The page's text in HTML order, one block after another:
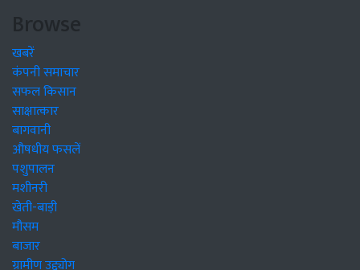
Browse
खबरें
कंपनी समाचार
सफल किसान
साक्षात्कार
बागवानी
औषधीय फसलें
पशुपालन
मशीनरी
खेती-बाड़ी
मौसम
बाजार
ग्रामीण उद्द्योग